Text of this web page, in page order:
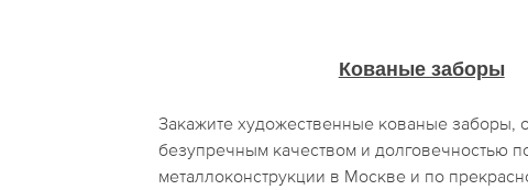
Кованые заборы
Закажите художественные кованые заборы,
безупречным качеством и долговечностью
металлоконструкции в Москве и по